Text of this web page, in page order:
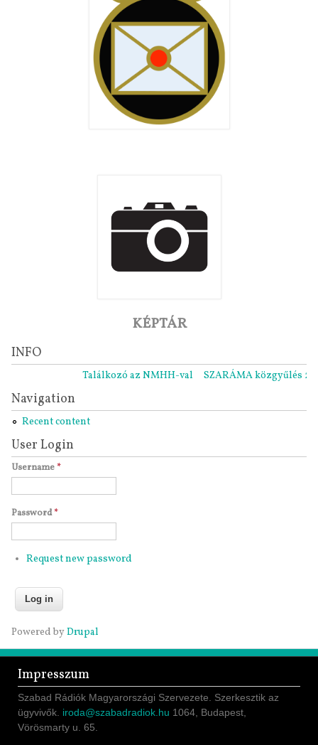
KÉPTÁR
INFO
Találkozó az NMHH-val SZARÁMA közgyűlés
Navigation
Recent content
User Login
Username *
Password*
Request new password
Powered byDrupal
Impresszum
Szabad Rádiók Magyarországi Szervezete. Szerkesztik az
ügyvivők. iroda@szabadradiok.hu 1064, Budapest,
Vörösmarty u. 65.